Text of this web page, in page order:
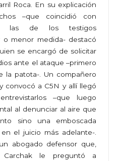
Roca. En su explicación
–que coincidió con
las de los testigos
o menor medida- destacó
se encargó de solicitar
ante el ataque –primero
la patota-. Un compañero
convocó a C5N y allí llegó
–que luego
al denunciar al aire que
sino una emboscada
el juicio más adelante-.
abogado defensor que,
le preguntó a